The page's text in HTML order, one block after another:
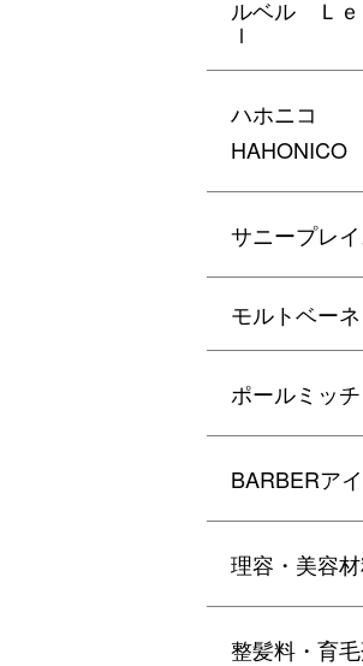
ルベル Ｌｅ
ｌ
ハホニコ
HAHONICO
サニープレ
モルトベーネ
ポールミッ
BARBERア
理容・美容
整髪料・育毛